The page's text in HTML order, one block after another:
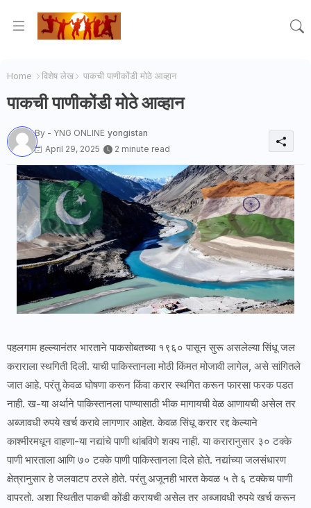
Home विशेष लेख पाकची पाणीकोंडी मोठे आव्हान
पाकची पाणीकोंडी मोठे आव्हान
By - YNG ONLINE yongistan
April 29, 2025
2 minute read
पहलगाम हल्ल्यानंतर भारताने पाकसोबतच्या १९६० पासून सुरू असलेल्या सिंधू जल
कराराला स्थगिती दिली. याची पाकिस्तानला मोठी किंमत मोजावी लागेल, असे सांगितले
जात आहे. परंतु केवळ घोषणा करून किंवा करार स्थगित करून फारसा फरक पडत
नाही. ख-या अर्थाने पाकिस्तानला पाण्यासाठी भीक मागायची वेळ आणायची असेल तर
अब्जावधी रुपये खर्च करावे लागणार आहेत. केवळ सिंधू करार रद्द केल्याने
काश्मीरमधून वाहणा-या नद्यांचे पाणी थांबविणे शक्य नाही. या करारानुसार ३० टक्के
पाणी भारताला आणि ७० टक्के पाणी पाकिस्तानला दिले होते. नद्यांच्या जलसंधारण
क्षेत्रानुसार हे जलवाटप ठरले होते. परंतु अजूनही भारत केवळ ५ ते ६ टक्केच पाणी
वापरतो. अशा स्थितीत पाकची कोंडी करायची असेल तर अब्जावधी रुपये खर्च करून